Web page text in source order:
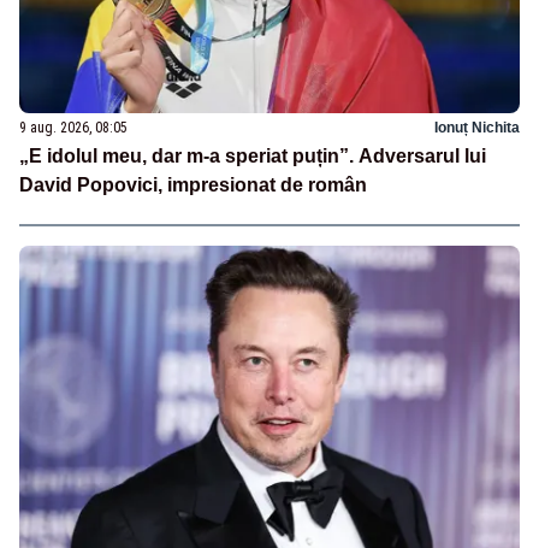
9 aug. 2026, 08:05 Ionuț Nichita
„E idolul meu, dar m-a speriat puțin”. Adversarul lui
David Popovici, impresionat de român